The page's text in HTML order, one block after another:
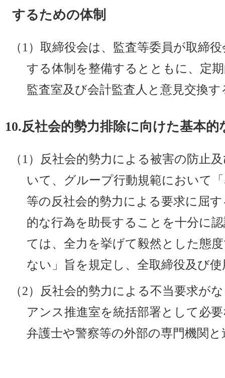
するための体制
（1）取締役会は、監査等委員が取締
する体制を整備するとともに、定
監査室及び会計監査人と意見交換
10.反社会的勢力排除に向けた基本
（1）反社会的勢力による被害の防止
いて、グループ行動規範において
等の反社会的勢力による要求に屈
的な行為を助長することを十分に
ては、全力を挙げて毅然とした態
ない」旨を規定し、全取締役及び
（2）反社会的勢力による不当要求が
アンス推進室を統括部署として必
弁護士や警察等の外部の専門機関